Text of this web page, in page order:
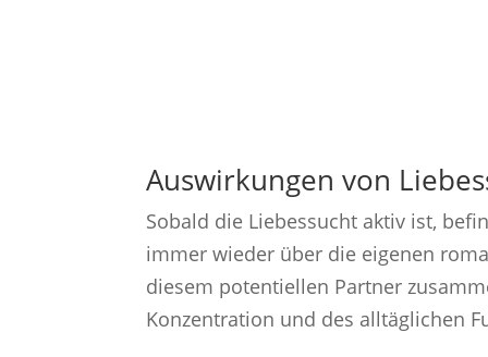
Auswirkungen von
Sobald die Liebessucht aktiv ist,
immer wieder über die eigenen
diesem potentiellen Partner
Konzentration und des alltäglichen